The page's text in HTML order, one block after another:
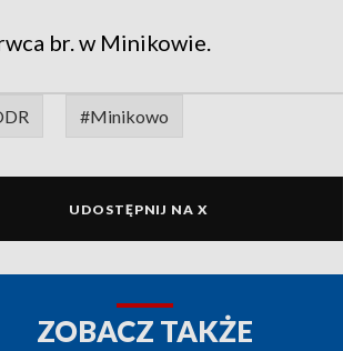
br. w Minikowie.
#Minikowo
UDOSTĘPNIJ NA X
ZOBACZ TAKŻE